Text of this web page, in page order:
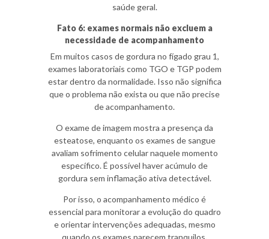
saúde geral.
Fato 6: exames normais não excluem a
necessidade de acompanhamento
Em muitos casos de gordura no fígado grau 1,
exames laboratoriais como TGO e TGP podem
estar dentro da normalidade. Isso não significa
que o problema não exista ou que não precise
de acompanhamento.
O exame de imagem mostra a presença da
esteatose, enquanto os exames de sangue
avaliam sofrimento celular naquele momento
específico. É possível haver acúmulo de
gordura sem inflamação ativa detectável.
Por isso, o acompanhamento médico é
essencial para monitorar a evolução do quadro
e orientar intervenções adequadas, mesmo
quando os exames parecem tranquilos.